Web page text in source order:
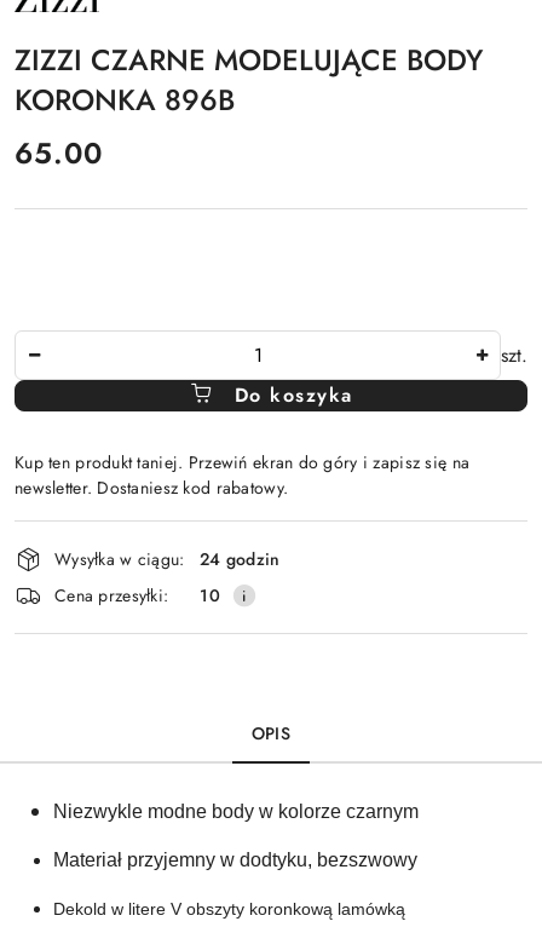
PRODUCENTA:
ZIZZI CZARNE MODELUJĄCE BODY
KORONKA 896B
cena:
65.00
szt.
Do koszyka
Kup ten produkt taniej. Przewiń ekran do góry i zapisz się na
newsletter. Dostaniesz kod rabatowy.
Dostępność
i
dostawa
Wysyłka w ciągu:
24 godzin
Cena przesyłki:
10
OPIS
Niezwykle modne body w kolorze czarnym
Materiał przyjemny w dodtyku, bezszwowy
Dekold w litere V obszyty koronkową lamówką